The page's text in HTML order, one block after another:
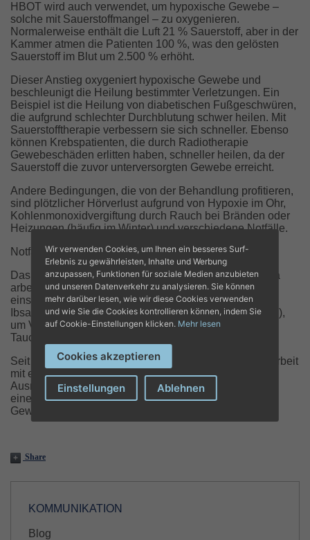
HBOT wird auch verwendet, um hypoxische Gewebe –
solche mit Sauerstoffmangel – zu oxygenieren.
Normalerweise enthält die Luft 21 % Sauerstoff, aber in der
Kammer atmen die Patienten 100 %, was den gelösten
Sauerstoff im Blut um 2.500 % erhöht.
Dieser Anstieg oxygeniert hypoxische Gewebe und
beschleunigt die Heilung bestimmter Verletzungen. Ein
Beispiel ist die Heilung von diabetischen Fußgeschwüren,
die aufgrund schlechter Durchblutung schwer heilen. Mit
Sauerstofftherapie verbessern sie sich schneller. Ebenso
können Krebspatienten, die durch Radiotherapie
Gewebeschäden erlitten haben, schneller heilen, da der
Sauerstoff die zuvor unterversorgten Gewebe erreicht.
Andere Bedingungen, die von der Behandlung profitieren,
sind plötzlicher Hörverlust aufgrund von Hypoxie im Ohr,
Kohlenmonoxidvergiftung durch Rauch bei Bränden oder
Heizungen (häufig im Winter) und verschiedene Notfälle.
Notfallversorgung und fortgeschrittene Pflege
Das Zentrum für Hyperbare Medizin der Klinik Juaneda
arbeitet eng mit den Notdiensten zusammen,
einschließlich der Notaufnahme des Krankenhauses,
Ibsalut (061) und den allgemeinen Notfalldiensten (112),
um Vergiftungsfälle, dringende Bedingungen und
Tauchunfälle zu behandeln.
Seit 1995 bietet das Zentrum in den Balearen Pionierarbeit
mit einem spezialisierten Team und einzigartiger
Ausrüstung und hilft nicht nur Tauchern, sondern auch
einer Vielzahl von Patienten mit sauerstoffarmen
Geweben.
Share
KOMMUNIKATION
Blog
Wir verwenden Cookies, um Ihnen ein besseres Surf-
Erlebnis zu gewährleisten, Inhalte und Werbung
anzupassen, Funktionen für soziale Medien anzubieten
und unseren Datenverkehr zu analysieren. Sie können
mehr darüber lesen, wie wir diese Cookies verwenden
und wie Sie die Cookies kontrollieren können, indem Sie
auf Cookie-Einstellungen klicken. Mehr lesen
Cookies akzeptieren
Einstellungen Ablehnen